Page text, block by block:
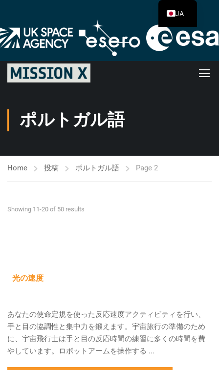
ポルトガル語
Home 投稿 ポルトガル語 Page 2
Showing 11-20 of 50 results
光の速度
あなたの使命定規を使った反応速度アクティビティを行い、
手と目の協調性と集中力を鍛えます。宇宙旅行の準備のため
に、宇宙飛行士は手と目の反応時間の練習に多くの時間を費
やしています。ロボットアームを操作する ...
JA